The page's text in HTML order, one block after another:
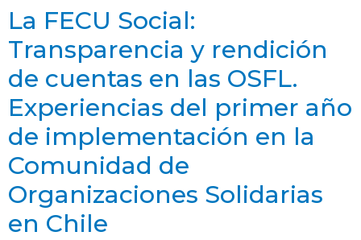
La FECU Social:
Transparencia y rendición
de cuentas en las OSFL.
Experiencias del primer año
de implementación en la
Comunidad de
Organizaciones Solidarias
en Chile